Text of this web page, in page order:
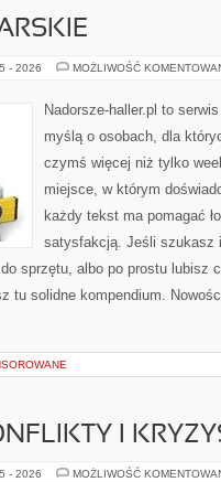
- 2026 MOŻLIWOŚĆ
Nadorsze-haller.pl to
myślą o osobach, dla
czymś więcej niż tylko
miejsce, w którym
każdy tekst ma pomagać
satysfakcją. Jeśli szukasz
sprzętu, albo po prostu lubisz
tu solidne kompendium.
I
- 2026 MOŻLIWOŚĆ